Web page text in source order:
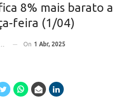
8% mais barato a
feira (1/04)
On 1 Abr, 2025